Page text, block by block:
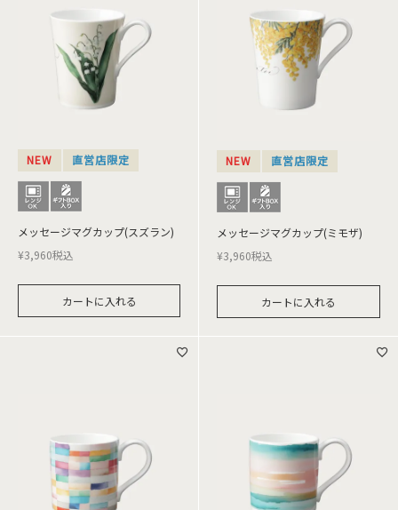
NEW 直営店限定
メッセージマグカップ(スズラン)
¥3,960税込
カートに入れる
NEW 直営店限定
メッセージマグカップ(ミモザ)
¥3,960税込
カートに入れる